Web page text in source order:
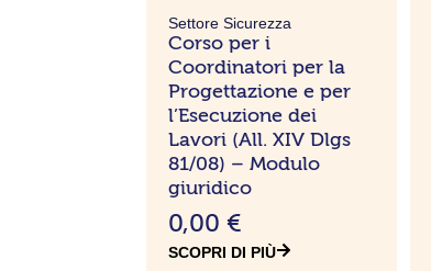
o
:
d
a
5
1
5
Settore Sicurezza
Corso per i
Coordinatori per la
Progettazione e per
l’Esecuzione dei
Lavori (All. XIV Dlgs
81/08) – Modulo
giuridico
0,00 €
SCOPRI DI PIÙ